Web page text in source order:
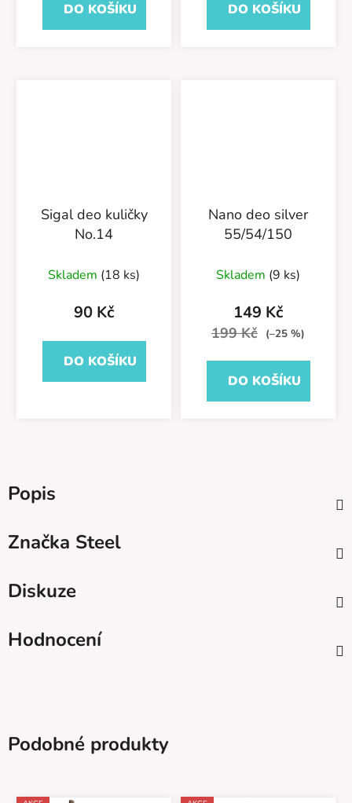
DO KOŠÍKU DO KOŠÍKU
Sigal deo kuličky
No.14
Skladem (18 ks)
90 Kč
DO KOŠÍKU
Nano deo silver
55/54/150
Skladem (9 ks)
149 Kč
199 Kč (–25 %)
DO KOŠÍKU
Popis
Značka Steel
Diskuze
Hodnocení
Podobné produkty